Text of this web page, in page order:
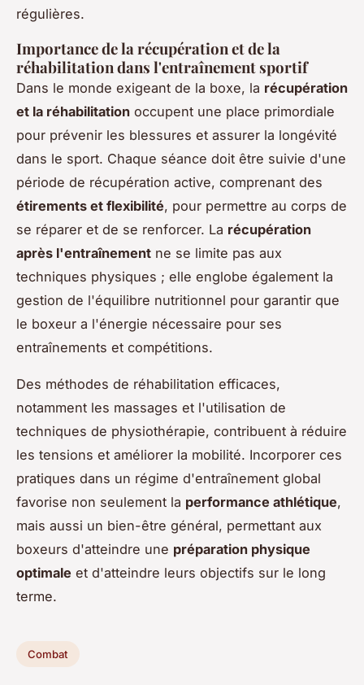
régulières.
Importance de la récupération et de la
réhabilitation dans l'entraînement sportif
Dans le monde exigeant de la boxe, la récupération
et la réhabilitation occupent une place primordiale
pour prévenir les blessures et assurer la longévité
dans le sport. Chaque séance doit être suivie d'une
période de récupération active, comprenant des
étirements et flexibilité, pour permettre au corps de
se réparer et de se renforcer. La récupération
après l'entraînement ne se limite pas aux
techniques physiques ; elle englobe également la
gestion de l'équilibre nutritionnel pour garantir que
le boxeur a l'énergie nécessaire pour ses
entraînements et compétitions.
Des méthodes de réhabilitation efficaces,
notamment les massages et l'utilisation de
techniques de physiothérapie, contribuent à réduire
les tensions et améliorer la mobilité. Incorporer ces
pratiques dans un régime d'entraînement global
favorise non seulement la performance athlétique,
mais aussi un bien-être général, permettant aux
boxeurs d'atteindre une préparation physique
optimale et d'atteindre leurs objectifs sur le long
terme.
Combat